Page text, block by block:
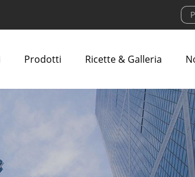
Prodotti Ricette & Galleria